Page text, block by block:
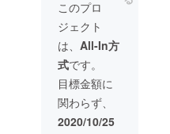
の内容
物は、
仕入れ
状況に
変更と
なる場
合があ
りま
す。
０年度
新漬け
オリー
（ミッ
ション
種）80g
※リター
ン品の
頂きま
す。 ※
リター
ン品の
デザイ
ンはイ
メージ
です。
変更す
る場合
浜芸術
祭 オリ
ジナルT
シャツ3
枚 ◆父
母ヶ浜
芸術祭
公式
WEBサ
イトで
このプロ
ジェクト
は、 All-In方
式です。
目標金額に
関わらず、
2020/10/25